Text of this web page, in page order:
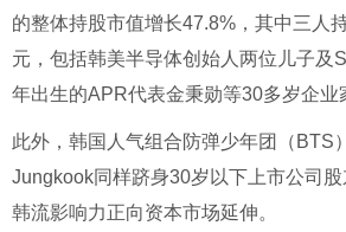
的整体持股市值增长47.8%，其中三人
元，包括韩美半导体创始人两位儿子及
年出生的APR代表金秉勋等30多岁企业
此外，韩国人气组合防弹少年团（BTS
Jungkook同样跻身30岁以下上市公司
韩流影响力正向资本市场延伸。